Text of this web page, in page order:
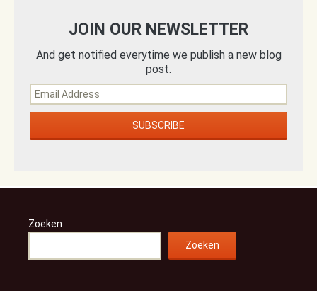
JOIN OUR NEWSLETTER
And get notified everytime we publish a new blog
post.
Zoeken
Zoeken